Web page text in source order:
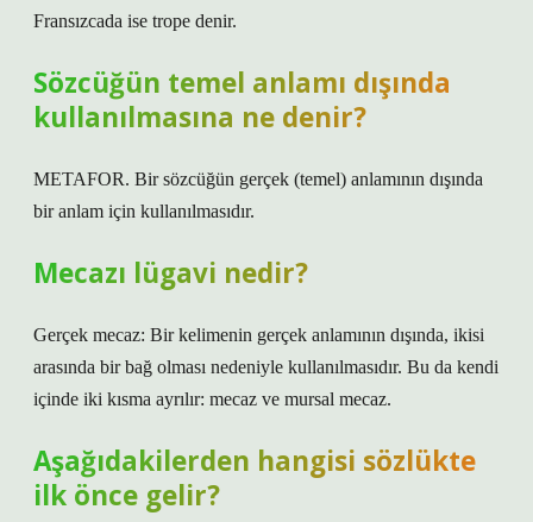
Fransızcada ise trope denir.
Sözcüğün temel anlamı dışında
kullanılmasına ne denir?
METAFOR. Bir sözcüğün gerçek (temel) anlamının dışında
bir anlam için kullanılmasıdır.
Mecazı lügavi nedir?
Gerçek mecaz: Bir kelimenin gerçek anlamının dışında, ikisi
arasında bir bağ olması nedeniyle kullanılmasıdır. Bu da kendi
içinde iki kısma ayrılır: mecaz ve mursal mecaz.
Aşağıdakilerden hangisi sözlükte
ilk önce gelir?